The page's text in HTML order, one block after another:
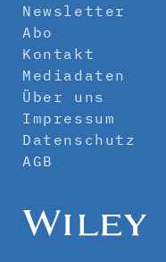
Newsletter
Abo
Kontakt
Mediadaten
Über uns
Impressum
Datenschutz
AGB